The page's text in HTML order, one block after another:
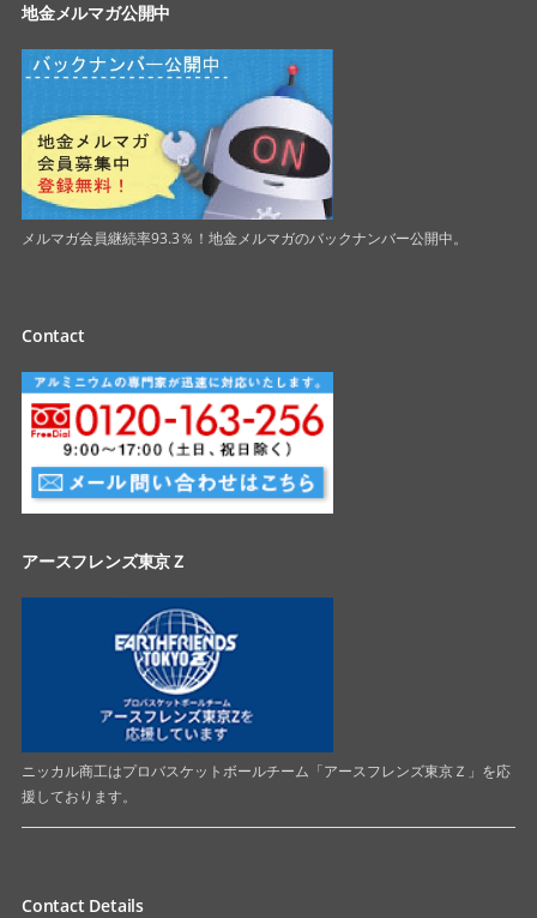
地金メルマガ公開中
メルマガ会員継続率93.3％！地金メルマガのバックナンバー公開中。
Contact
アースフレンズ東京Ｚ
ニッカル商工はプロバスケットボールチーム「アースフレンズ東京Ｚ」を応
援しております。
Contact Details